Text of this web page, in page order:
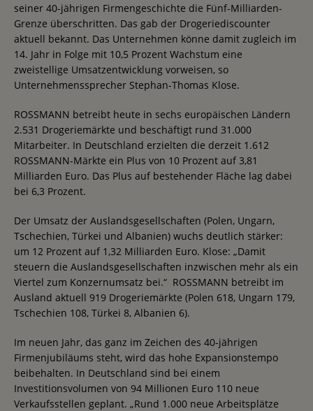
seiner 40-jährigen Firmengeschichte die Fünf-Milliarden-
Grenze überschritten. Das gab der Drogeriediscounter
aktuell bekannt. Das Unternehmen könne damit zugleich im
14. Jahr in Folge mit 10,5 Prozent Wachstum eine
zweistellige Umsatzentwicklung vorweisen, so
Unternehmenssprecher Stephan-Thomas Klose.
ROSSMANN betreibt heute in sechs europäischen Ländern
2.531 Drogeriemärkte und beschäftigt rund 31.000
Mitarbeiter. In Deutschland erzielten die derzeit 1.612
ROSSMANN-Märkte ein Plus von 10 Prozent auf 3,81
Milliarden Euro. Das Plus auf bestehender Fläche lag dabei
bei 6,3 Prozent.
Der Umsatz der Auslandsgesellschaften (Polen, Ungarn,
Tschechien, Türkei und Albanien) wuchs deutlich stärker:
um 12 Prozent auf 1,32 Milliarden Euro. Klose: „Damit
steuern die Auslandsgesellschaften inzwischen mehr als ein
Viertel zum Konzernumsatz bei.“ ROSSMANN betreibt im
Ausland aktuell 919 Drogeriemärkte (Polen 618, Ungarn 179,
Tschechien 108, Türkei 8, Albanien 6).
Im neuen Jahr, das ganz im Zeichen des 40-jährigen
Firmenjubiläums steht, wird das hohe Expansionstempo
beibehalten. In Deutschland sind bei einem
Investitionsvolumen von 94 Millionen Euro 110 neue
Verkaufsstellen geplant. „Rund 1.000 neue Arbeitsplätze